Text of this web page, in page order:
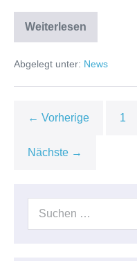
Weiterlesen
Erfolgreiche
Prüfung
den
Kindern
Gelb
Abgelegt unter: News
← Vorherige 1
Nächste →
Suchen